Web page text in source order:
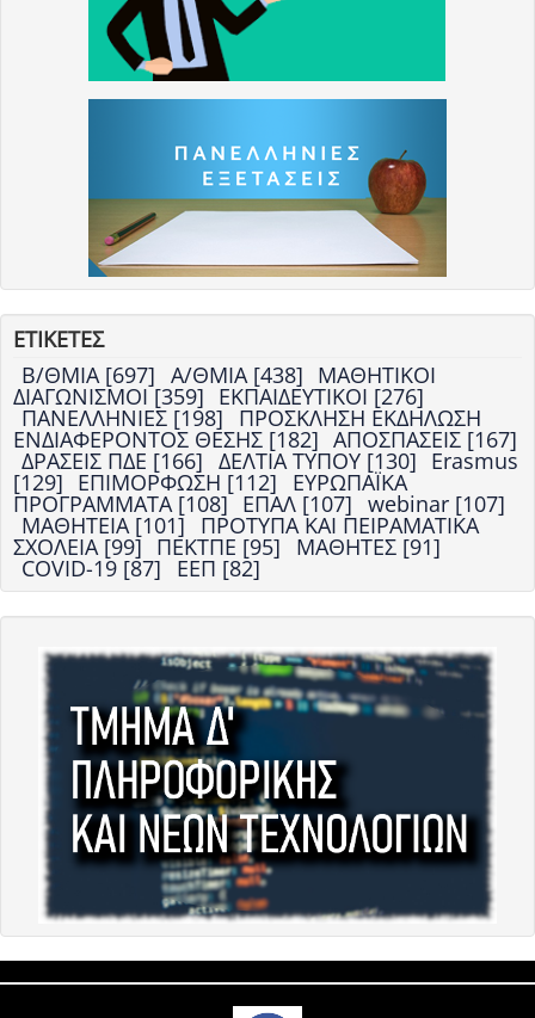
ΕΤΙΚΕΤΕΣ
Β/ΘΜΙΑ [697] Α/ΘΜΙΑ [438] ΜΑΘΗΤΙΚΟΙ
ΔΙΑΓΩΝΙΣΜΟΙ [359] ΕΚΠΑΙΔΕΥΤΙΚΟΙ [276]
ΠΑΝΕΛΛΗΝΙΕΣ [198] ΠΡΟΣΚΛΗΣΗ ΕΚΔΗΛΩΣΗ
ΕΝΔΙΑΦΕΡΟΝΤΟΣ ΘΕΣΗΣ [182] ΑΠΟΣΠΑΣΕΙΣ [167]
ΔΡΑΣΕΙΣ ΠΔΕ [166] ΔΕΛΤΙΑ ΤΥΠΟΥ [130] Erasmus
[129] ΕΠΙΜΟΡΦΩΣΗ [112] ΕΥΡΩΠΑΪΚΑ
ΠΡΟΓΡΑΜΜΑΤΑ [108] ΕΠΑΛ [107] webinar [107]
ΜΑΘΗΤΕΙΑ [101] ΠΡΟΤΥΠΑ ΚΑΙ ΠΕΙΡΑΜΑΤΙΚΑ
ΣΧΟΛΕΙΑ [99] ΠΕΚΤΠΕ [95] ΜΑΘΗΤΕΣ [91]
COVID-19 [87] ΕΕΠ [82]